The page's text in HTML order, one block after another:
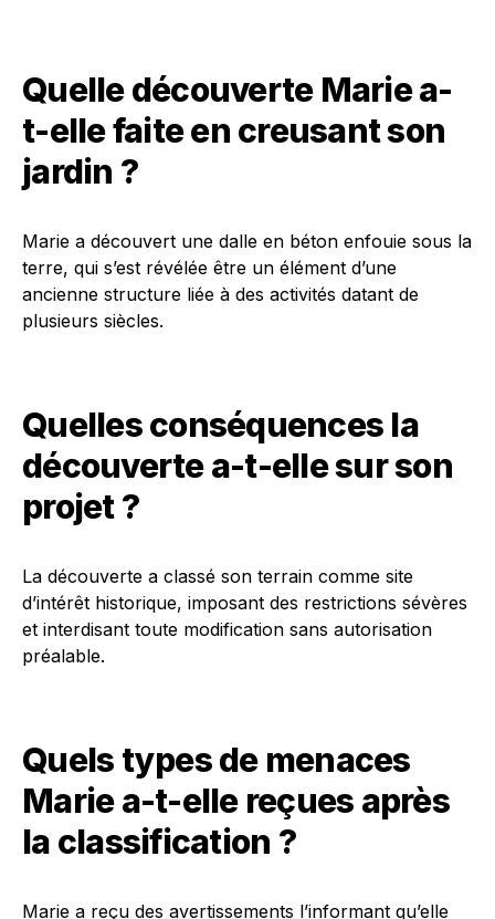
Quelle découverte Marie a-
t-elle faite en creusant son
jardin ?
Marie a découvert une dalle en béton enfouie sous la
terre, qui s’est révélée être un élément d’une
ancienne structure liée à des activités datant de
plusieurs siècles.
Quelles conséquences la
découverte a-t-elle sur son
projet ?
La découverte a classé son terrain comme site
d’intérêt historique, imposant des restrictions sévères
et interdisant toute modification sans autorisation
préalable.
Quels types de menaces
Marie a-t-elle reçues après
la classification ?
Marie a reçu des avertissements l’informant qu’elle